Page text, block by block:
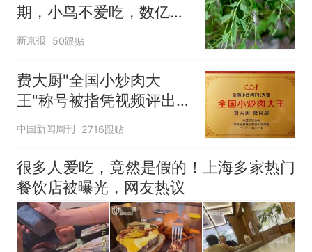
期，小鸟不爱吃，数亿头
小蜂迎战
新京报 50跟贴
费大厨"全国小炒肉大
王"称号被指凭视频评出
官方回应
中国新闻周刊 2716跟贴
很多人爱吃，竟然是假的！上海多家热门
餐饮店被曝光，网友热议